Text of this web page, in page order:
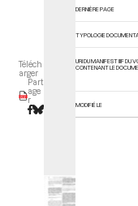
Téléch
arger
Part
age
r
d
o
DERNIÈRE PAGE
TYPOLOGIE
URI DU MANIFEST IIIF DU
CONTENANT LE
MODIFIÉ LE